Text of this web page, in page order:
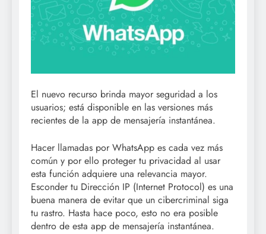
El nuevo recurso brinda mayor seguridad a los
usuarios; está disponible en las versiones más
recientes de la app de mensajería instantánea.
Hacer llamadas por WhatsApp es cada vez más
común y por ello proteger tu privacidad al usar
esta función adquiere una relevancia mayor.
Esconder tu Dirección IP (Internet Protocol) es una
buena manera de evitar que un cibercriminal siga
tu rastro. Hasta hace poco, esto no era posible
dentro de esta app de mensajería instantánea.